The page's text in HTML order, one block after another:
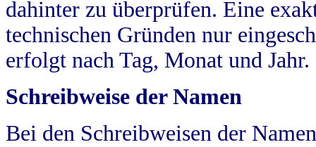
dahinter zu überprüfen. Eine
technischen Gründen nur
erfolgt nach Tag, Monat und Jahr.
Schreibweise der Namen
Bei den Schreibweisen der